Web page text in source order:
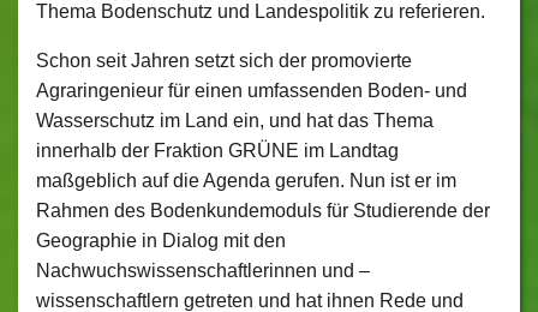
Thema Bodenschutz und Landespolitik zu referieren.
Schon seit Jahren setzt sich der promovierte
Agraringenieur für einen umfassenden Boden- und
Wasserschutz im Land ein, und hat das Thema
innerhalb der Fraktion GRÜNE im Landtag
maßgeblich auf die Agenda gerufen. Nun ist er im
Rahmen des Bodenkundemoduls für Studierende der
Geographie in Dialog mit den
Nachwuchswissenschaftlerinnen und –
wissenschaftlern getreten und hat ihnen Rede und